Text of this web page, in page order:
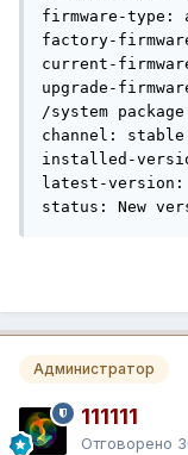
firmware-type:
factory-
current-
upgrade-
/system
channel: stable
installed-
latest-version:
status: New
Администратор
111111
Отговорено